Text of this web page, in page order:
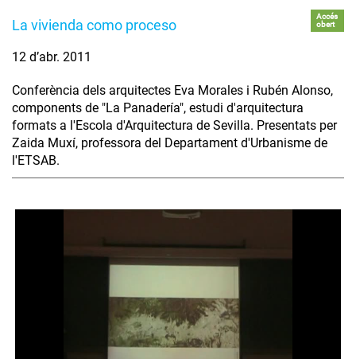
La vivienda como proceso
Accés
obert
12 d’abr. 2011
Conferència dels arquitectes Eva Morales i Rubén Alonso,
components de "La Panadería", estudi d'arquitectura
formats a l'Escola d'Arquitectura de Sevilla. Presentats per
Zaida Muxí, professora del Departament d'Urbanisme de
l'ETSAB.